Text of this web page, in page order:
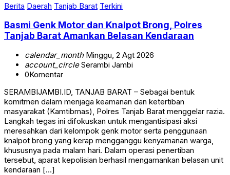
Berita Daerah Tanjab Barat Terkini
Basmi Genk Motor dan Knalpot Brong, Polres
Tanjab Barat Amankan Belasan Kendaraan
calendar_monthMinggu, 2 Agt 2026
account_circleSerambi Jambi
0Komentar
SERAMBIJAMBI.ID, TANJAB BARAT – Sebagai bentuk
komitmen dalam menjaga keamanan dan ketertiban
masyarakat (Kamtibmas), Polres Tanjab Barat menggelar razia.
Langkah tegas ini difokuskan untuk mengantisipasi aksi
meresahkan dari kelompok genk motor serta penggunaan
knalpot brong yang kerap mengganggu kenyamanan warga,
khususnya pada malam hari. Dalam operasi penertiban
tersebut, aparat kepolisian berhasil mengamankan belasan unit
kendaraan […]